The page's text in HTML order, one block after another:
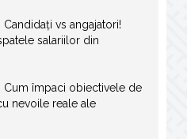
Candidați vs angajatori!
salariilor din
Cum împaci obiectivele de
nevoile reale ale